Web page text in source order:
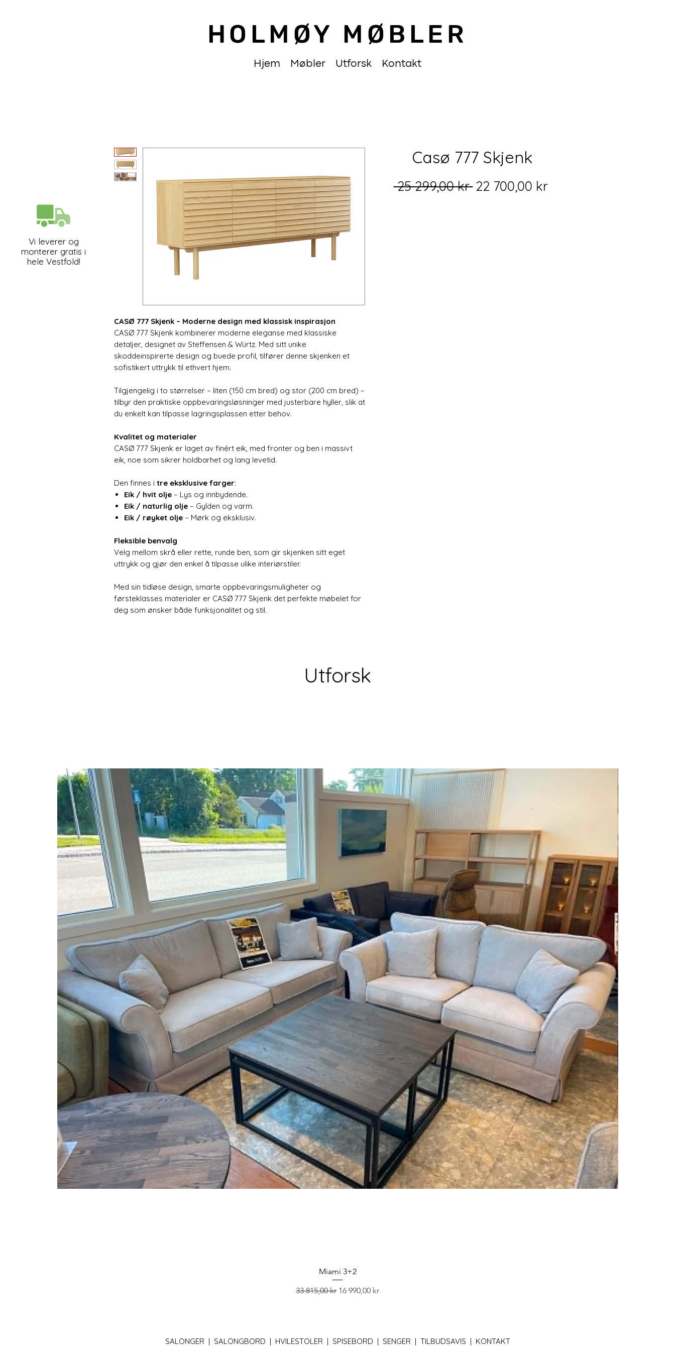
HOLMØY MØBLER
Hjem Møbler Utforsk Kontakt
CASØ 777 Skjenk – Moderne design med klassisk inspirasjon
CASØ 777 Skjenk kombinerer moderne eleganse med klassiske
detaljer, designet av Steffensen & Würtz. Med sitt unike
skoddeinspirerte design og buede profil, tilfører denne skjenken et
sofistikert uttrykk til ethvert hjem.
Tilgjengelig i to størrelser – liten (150 cm bred) og stor (200 cm bred) –
tilbyr den praktiske oppbevaringsløsninger med justerbare hyller, slik at
du enkelt kan tilpasse lagringsplassen etter behov.
Kvalitet og materialer
CASØ 777 Skjenk er laget av finért eik, med fronter og ben i massivt
eik, noe som sikrer holdbarhet og lang levetid.
Den finnes i tre eksklusive farger:
Eik / hvit olje – Lys og innbydende.
Eik / naturlig olje – Gylden og varm.
Eik / røyket olje – Mørk og eksklusiv.
Fleksible benvalg
Velg mellom skrå eller rette, runde ben, som gir skjenken sitt eget
uttrykk og gjør den enkel å tilpasse ulike interiørstiler.
Med sin tidløse design, smarte oppbevaringsmuligheter og
førsteklasses materialer er CASØ 777 Skjenk det perfekte møbelet for
deg som ønsker både funksjonalitet og stil.
Casø 777 Skjenk
25 299,00 kr Vanlig
22 700,00 krSalgspris
Vi leverer og
monterer gratis i
hele Vestfold!
Utforsk
Miami 3+2
Vanlig pris
33 815,00 kr Salgspris
16 990,00 kr
SALONGER | SALONGBORD | HVILESTOLER | SPISEBORD | SENGER | TILBUDSAVIS | KONTAKT